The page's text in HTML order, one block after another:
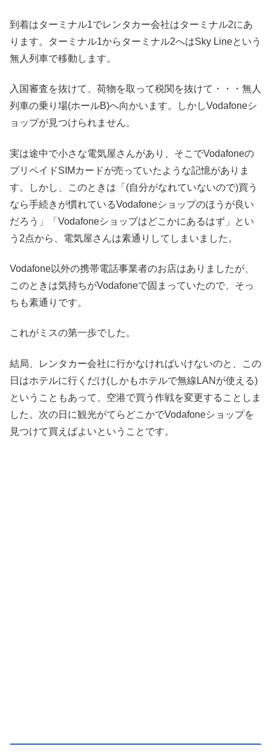
到着はターミナル1でレンタカー会社はターミナル2にあ
ります。ターミナル1からターミナル2へはSky Lineという
無人列車で移動します。
入国審査を抜けて、荷物を取って税関を抜けて・・・無人
列車の乗り場(ホールB)へ向かいます。しかしVodafoneシ
ョップが見つけられません。
実は途中で小さな電気屋さんがあり、そこでVodafoneの
プリペイドSIMカードが売っていたような記憶がありま
す。しかし、このときは「(自分がなれていないので)買う
なら手続きが慣れているVodafoneショップのほうが良い
だろう」「Vodafoneショップはどこかにあるはず」とい
う2点から、電気屋さんは素通りしてしまいました。
Vodafone以外の携帯電話事業者のお店はありましたが、
このときは気持ちがVodafoneで固まっていたので、そっ
ちも素通りです。
これがミスの第一歩でした。
結局、レンタカー会社に行かなければいけないのと、この
日はホテルに行くだけ(しかもホテルで無線LANが使える)
ということもあって、空港で買う作戦を変更することしま
した。次の日に観光がてらどこかでVodafoneショップを
見つけて買えばよいということです。